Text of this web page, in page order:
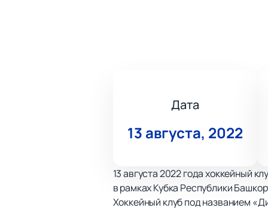
Дата
13 августа, 2022
13 августа 2022 года хоккейный
в рамках Кубка Республики
Хоккейный клуб под названием